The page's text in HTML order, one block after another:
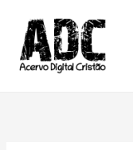
para
conteúdo